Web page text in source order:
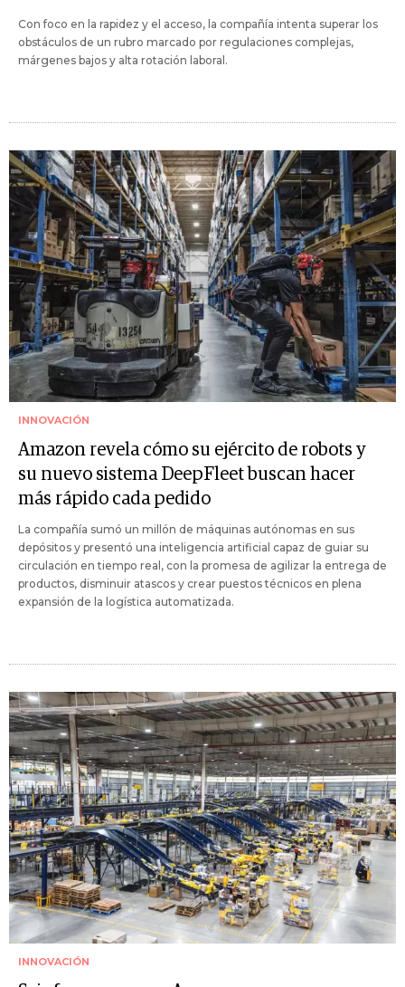
Con foco en la rapidez y el acceso, la compañía intenta superar los
obstáculos de un rubro marcado por regulaciones complejas,
márgenes bajos y alta rotación laboral.
INNOVACIÓN
Amazon revela cómo su ejército de robots y
su nuevo sistema DeepFleet buscan hacer
más rápido cada pedido
La compañía sumó un millón de máquinas autónomas en sus
depósitos y presentó una inteligencia artificial capaz de guiar su
circulación en tiempo real, con la promesa de agilizar la entrega de
productos, disminuir atascos y crear puestos técnicos en plena
expansión de la logística automatizada.
INNOVACIÓN